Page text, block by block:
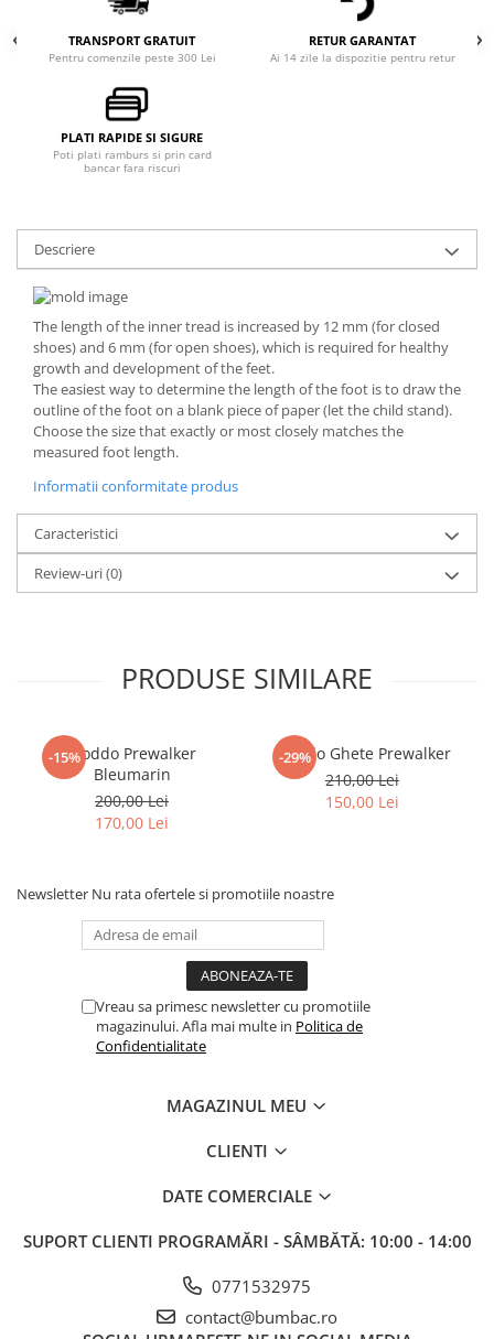
TRANSPORT GRATUIT
Pentru comenzile peste 300 Lei
RETUR GARANTAT
Ai 14 zile la dispozitie pentru retur
PLATI RAPIDE SI SIGURE
Poti plati ramburs si prin card
bancar fara riscuri
Descriere
The length of the inner tread is increased by 12 mm (for closed
shoes) and 6 mm (for open shoes), which is required for healthy
growth and development of the feet.
The easiest way to determine the length of the foot is to draw the
outline of the foot on a blank piece of paper (let the child stand).
Choose the size that exactly or most closely matches the
measured foot length.
Informatii conformitate produs
Caracteristici
Review-uri(0)
PRODUSE SIMILARE
-15%Froddo Prewalker
Bleumarin
200,00 Lei
170,00 Lei
-29%
Froddo Ghete Prewalker
210,00 Lei
150,00 Lei
Newsletter Nu rata ofertele si promotiile noastre
Vreau sa primesc newsletter cu promotiile
magazinului. Afla mai multe in Politica de
Confidentialitate
MAGAZINUL MEU
CLIENTI
DATE COMERCIALE
SUPORT CLIENTI PROGRAMĂRI - SÂMBĂTĂ: 10:00 - 14:00
0771532975
contact@bumbac.ro